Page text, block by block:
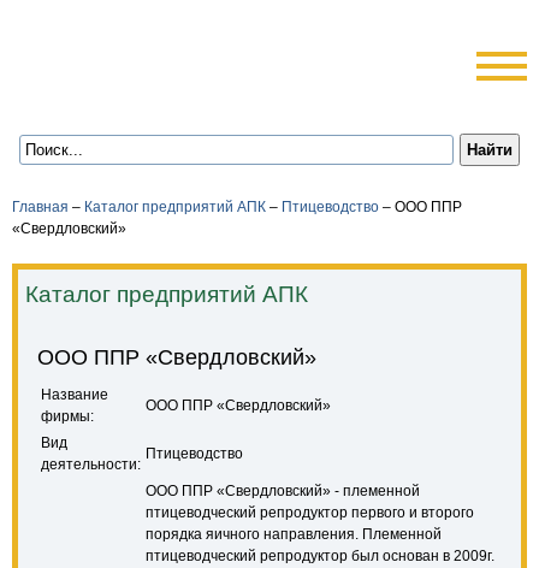
Главная – Каталог предприятий АПК – Птицеводство – ООО ППР
«Свердловский»
Каталог предприятий АПК
ООО ППР «Свердловский»
Название
фирмы:
ООО ППР «Свердловский»
Вид
деятельности:
Птицеводство
ООО ППР «Свердловский» - племенной
птицеводческий репродуктор первого и второго
порядка яичного направления. Племенной
птицеводческий репродуктор был основан в 2009г.